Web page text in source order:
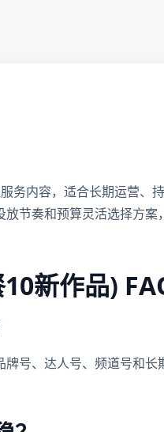
内容，适合长期运营、
节奏和预算灵活选择方
新作品)
号、达人号、频道号和